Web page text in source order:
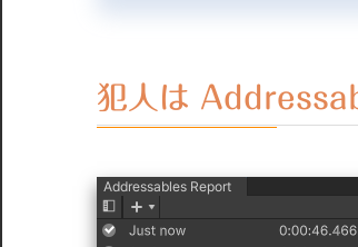
犯人は